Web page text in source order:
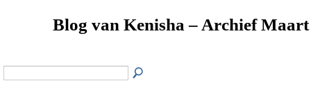
Blog van Kenisha – Archief